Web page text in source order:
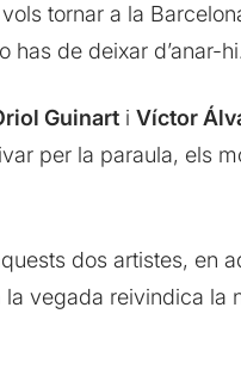
tornar a la
has de deixar d’anar-hi.
Guinarti Víctor
per la paraula, els
dos artistes, en
vegada reivindica la